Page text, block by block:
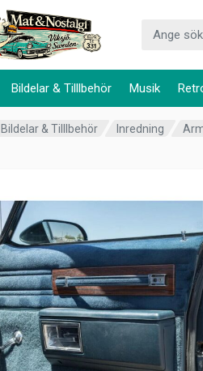
Bildelar & Tilllbehör Musik
Bildelar & Tilllbehör Inredning